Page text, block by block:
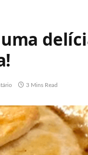
3 Mins Read